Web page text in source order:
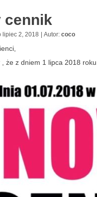
cennik
lipiec 2, 2018 Autor: coco
że z dniem 1 lipca 2018